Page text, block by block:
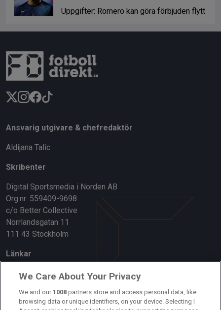
Uppgifter: Romero kan göra förbjuden flytt
Ansvarig utgivare & chefredaktör
Aldijana Talic
Skribenter
Digital Sportsmedia i Norden AB
Org.nr: 559409-9698
c/o Better Collective
Norrlandsgatan 11
111 43 Stockholm
Länkar
Om oss
Kontakta oss
We Care About Your Privacy
We and our 1008 partners store and access personal data, like
browsing data or unique identifiers, on your device. Selecting I